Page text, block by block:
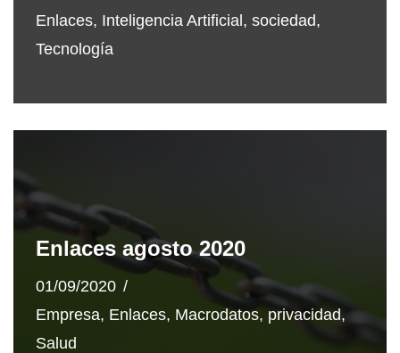
Enlaces, Inteligencia Artificial , sociedad,
Tecnología
Enlaces agosto 2020
01/09/2020
Empresa, Enlaces, Macrodatos, privacidad,
Salud